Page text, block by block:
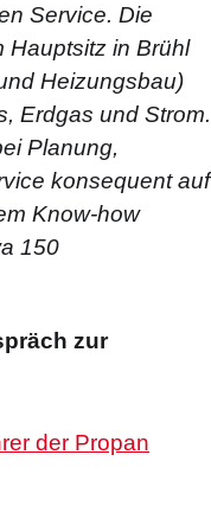
Service. Die
Hauptsitz in Brühl
Heizungsbau)
Erdgas und Strom.
Planung,
konsequent auf
Know-how
150
zur